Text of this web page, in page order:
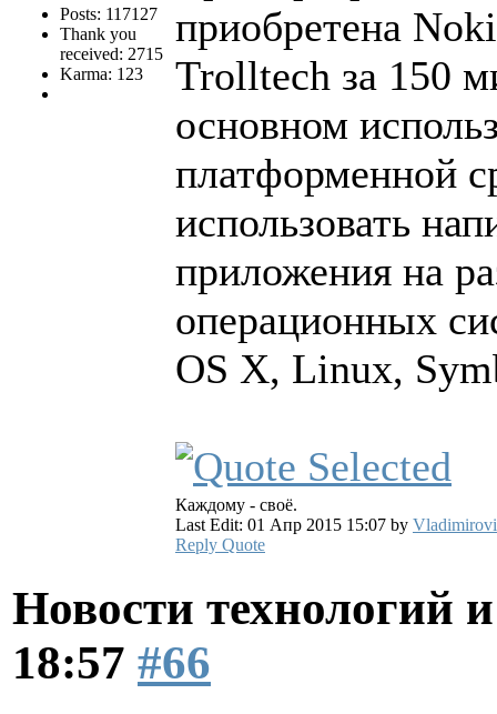
Posts: 117127
Thank you
received: 2715
Karma: 123
приобретена
Trolltech за 150
основном
платформенной
использовать
приложения на
операционных
OS X, Linux,
Каждому - своё.
Last Edit: 01 Апр 2015 15:07 by
Reply Quote
Новости технологий
18:57 #66